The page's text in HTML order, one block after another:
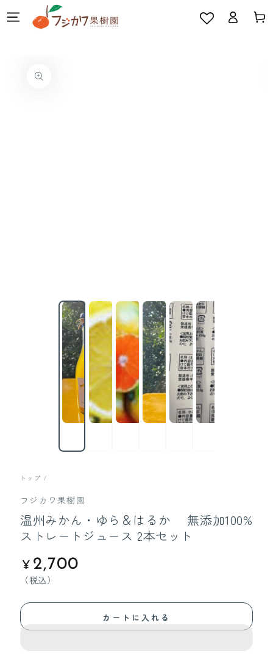
コンテンツにスキッ
プする
イ
ー
る
トップ /
フジカワ果樹園
温州みかん・ゆら＆はるか 無添加100%
ストレートジュース 2本セット
定
価
¥ 2,700
（税込）
カートに入れる